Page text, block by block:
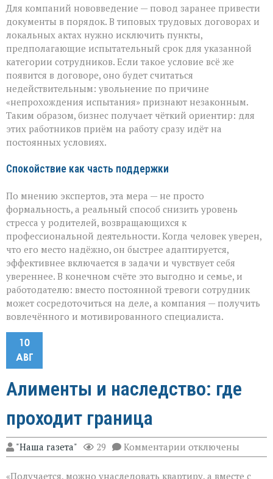
Для компаний нововведение — повод заранее привести
документы в порядок. В типовых трудовых договорах и
локальных актах нужно исключить пункты,
предполагающие испытательный срок для указанной
категории сотрудников. Если такое условие всё же
появится в договоре, оно будет считаться
недействительным: увольнение по причине
«непрохождения испытания» признают незаконным.
Таким образом, бизнес получает чёткий ориентир: для
этих работников приём на работу сразу идёт на
постоянных условиях.
Спокойствие как часть поддержки
По мнению экспертов, эта мера — не просто
формальность, а реальный способ снизить уровень
стресса у родителей, возвращающихся к
профессиональной деятельности. Когда человек уверен,
что его место надёжно, он быстрее адаптируется,
эффективнее включается в задачи и чувствует себя
увереннее. В конечном счёте это выгодно и семье, и
работодателю: вместо постоянной тревоги сотрудник
может сосредоточиться на деле, а компания — получить
вовлечённого и мотивированного специалиста.
10
АВГ
Алименты и наследство: где
проходит граница
"Наша газета" 29 Комментарии к
записи
отключены
«Получается, можно унаследовать квартиру, а вместе с